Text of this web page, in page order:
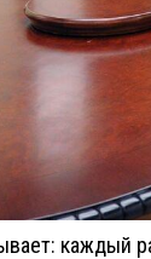
каждый